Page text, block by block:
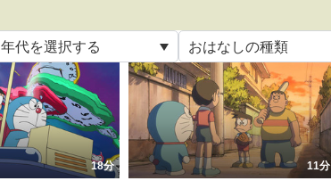
年代を選択する
すべて
2005年
2006年
2007年
おはなしの種類
すべて
通常回
誕生日スペシャル
18分 11分